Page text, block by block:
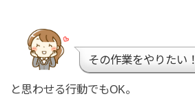
その作業をやりたい！
と思わせる行動でもOK。